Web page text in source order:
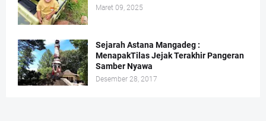
Maret 09, 2025
Sejarah Astana Mangadeg :
MenapakTilas Jejak Terakhir Pangeran
Samber Nyawa
Desember 28, 2017